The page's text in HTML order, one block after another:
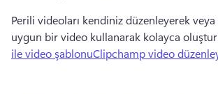
Perili videoları kendiniz düzenleyerek
uygun bir video kullanarak kolayca
ile video şablonuClipchamp video